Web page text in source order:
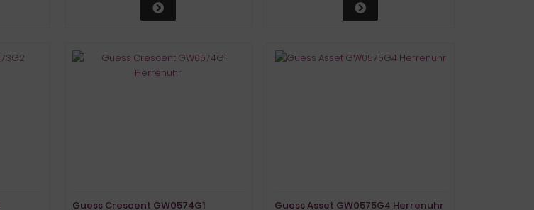
Guess Crescent GW0574G1
Guess Asset GW0575G4 Herrenuhr